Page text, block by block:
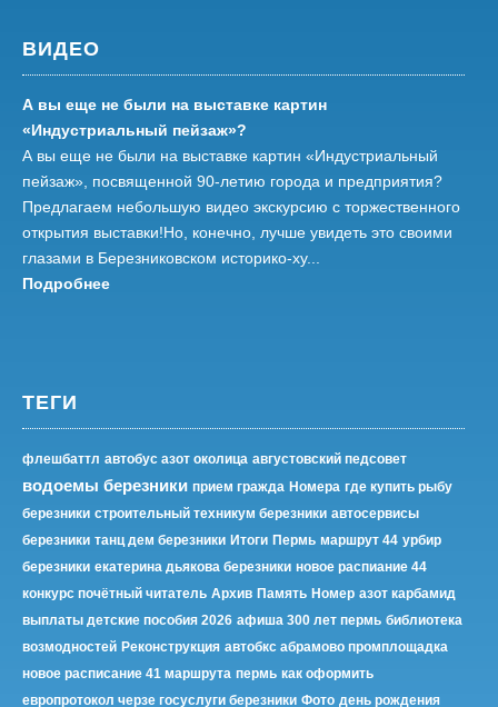
ВИДЕО
А вы еще не были на выставке картин
«Индустриальный пейзаж»?
А вы еще не были на выставке картин «Индустриальный
пейзаж», посвященной 90-летию города и предприятия?
Предлагаем небольшую видео экскурсию с торжественного
открытия выставки!Но, конечно, лучше увидеть это своими
глазами в Березниковском историко-ху...
Подробнее
ТЕГИ
флешбаттл автобус азот околица августовский педсовет
водоемы березники прием гражда Номера где купить рыбу
березники строительный техникум березники автосервисы
березники танц дем березники Итоги Пермь маршрут 44 урбир
березники екатерина дьякова березники новое распиание 44
конкурс почётный читатель Архив Память Номер азот карбамид
выплаты детские пособия 2026 афиша 300 лет пермь библиотека
возмодностей Реконструкция автобкс абрамово промплощадка
новое расписание 41 маршрута пермь как оформить
европротокол черзе госуслуги березники Фото день рождения